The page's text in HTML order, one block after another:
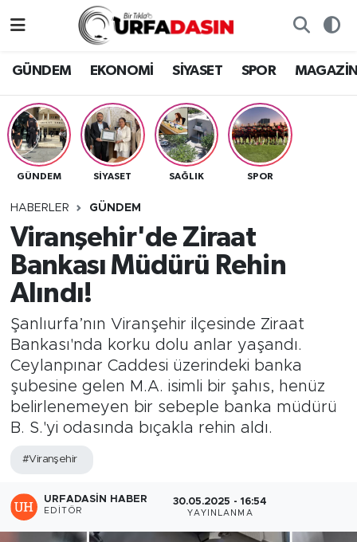
GÜNDEM EKONOMİ SİYASET SPOR
GÜNDEM SİYASET SAĞLIK SPOR
HABERLER GÜNDEM
Viranşehir'de Ziraat
Bankası Müdürü Rehin
Alındı!
Şanlıurfa’nın Viranşehir ilçesinde Ziraat
Bankası'nda korku dolu anlar yaşandı.
Ceylanpınar Caddesi üzerindeki banka
şubesine gelen M.A. isimli bir şahıs, henüz
belirlenemeyen bir sebeple banka müdürü
B. S.'yi odasında bıçakla rehin aldı.
#Viranşehir
URFADASIN HABER
EDITÖR
30.05.2025 - 16:54
YAYINLANMA
EKONOMİ
SİYASET
SPOR
SAĞLIK
TEKNOLOJİ
OTOMOBİL
Gizlilik ve Güvenlik Politikası
İletişim
Nöbetçi Eczaneler
Hava Durumu
Namaz Vakitleri
Trafik Durumu
Süper Lig Puan Durumu ve Fikstür
Tüm Manşetler
Son Dakika Haberleri
Haber Arşivi